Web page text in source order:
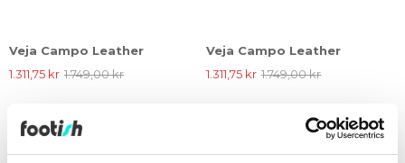
Veja Campo Leather
1.311,75 kr 1.749,00 kr
Veja Campo Leather
1.311,75 kr 1.749,00 kr